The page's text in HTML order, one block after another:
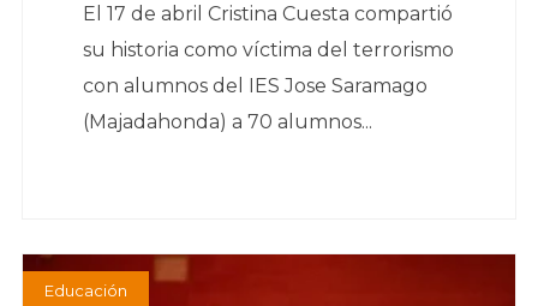
El 17 de abril Cristina Cuesta compartió
su historia como víctima del terrorismo
con alumnos del IES Jose Saramago
(Majadahonda) a 70 alumnos...
Educación